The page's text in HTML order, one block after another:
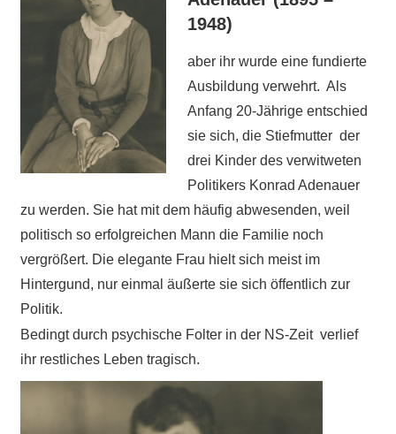
1948)
aber ihr wurde eine fundierte
Ausbildung verwehrt. Als
Anfang 20-Jährige entschied
sie sich, die Stiefmutter der
drei Kinder des verwitweten
Politikers Konrad Adenauer
zu werden. Sie hat mit dem häufig abwesenden, weil
politisch so erfolgreichen Mann die Familie noch
vergrößert. Die elegante Frau hielt sich meist im
Hintergund, nur einmal äußerte sie sich öffentlich zur
Politik.
Bedingt durch psychische Folter in der NS-Zeit verlief
ihr restliches Leben tragisch.